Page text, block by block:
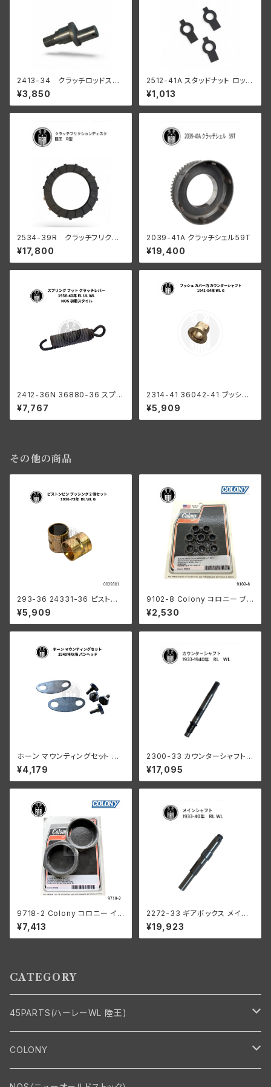
2413-34 クラッチロッドスタ
ッド 1934-37 R WL
陸王
¥3,850
2512-41A スタッドナット ロック
ワッシャー 3個入
¥1,013
2534-39R クラッチフリクシ
ョンディスク 陸王 R型 RQ
¥17,800
2039-41A クラッチシェル59T
¥19,400
2412-36N 36880-36 スプリ
ング フット クラッチレバー ハー
レーダビッドソン 1936-40年 E
L UL WL NOS 初期スタイル
¥7,767
2314-41 36042-41 ブッシン
グ カバー内 カウンターシャフト
ハーレー 1941-64年 WL G
¥5,909
その他の商品
293-36 24331-36 ピストン
ピンブッシング 2個組
¥5,909
9102-8 Colony コロニー ブラ
ック オキサイド シリンダーベー
ス ナット セット ハーレーダビッ
ドソン 1978-1984年 80キュー
¥2,530
ホーン マウンティングセット ハ
ーレーダビッドソン 1949年以
降 パンヘッド
¥4,179
2300-33 カウンターシャフト 1
933-1940年 RL/WL/G
¥17,095
9718-2 Colony コロニー イン
テーク マニホールド ナット キッ
ト ハーレーダビッドソン 1940-
54年 OHV 74 モデル 1953-5
¥7,413
2272-33 ギアボックス メイン
シャフト 1933-1940年
¥19,923
CATEGORY
45PARTS(ハーレーWL 陸王)
エンジン
エンジン・シリンダーヘッド
COLONY